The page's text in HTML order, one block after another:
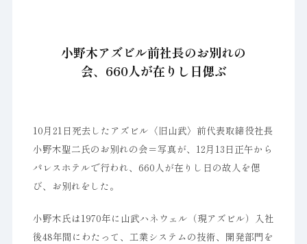
小野木アズビル前社長のお別れの
会、660人が在りし日偲ぶ
10月21日死去したアズビル〈旧山武〉前代表取締役社長
小野木聖二氏のお別れの会＝写真が、12月13日正午から
パレスホテルで行われ、660人が在りし日の故人を偲
び、お別れをした。
小野木氏は1970年に山武ハネウェル（現アズビル）入社
後48年間にわたって、工業システムの技術、開発部門を